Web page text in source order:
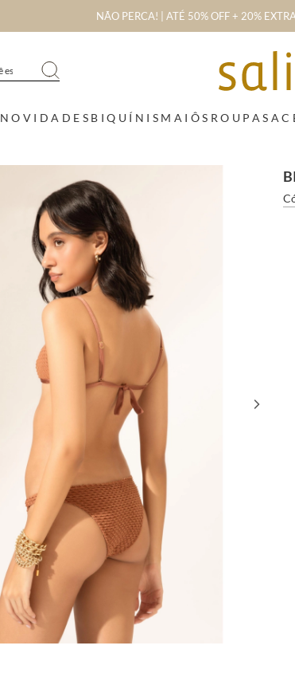
NÃO PERCA! | ATÉ 50% OFF + 20% EXTRA
NOVIDADES BIQUÍNIS MAIÔS ROUPAS